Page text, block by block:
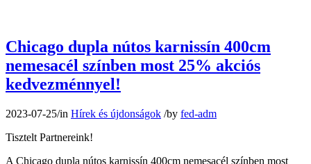
Chicago dupla nútos karnissín 400cm
nemesacél színben most 25% akciós
kedvezménnyel!
2023-07-25/in Hírek és újdonságok /by fed-adm
Tisztelt Partnereink!
A Chicago dupla nútos karnissín 400cm nemesacél színben most